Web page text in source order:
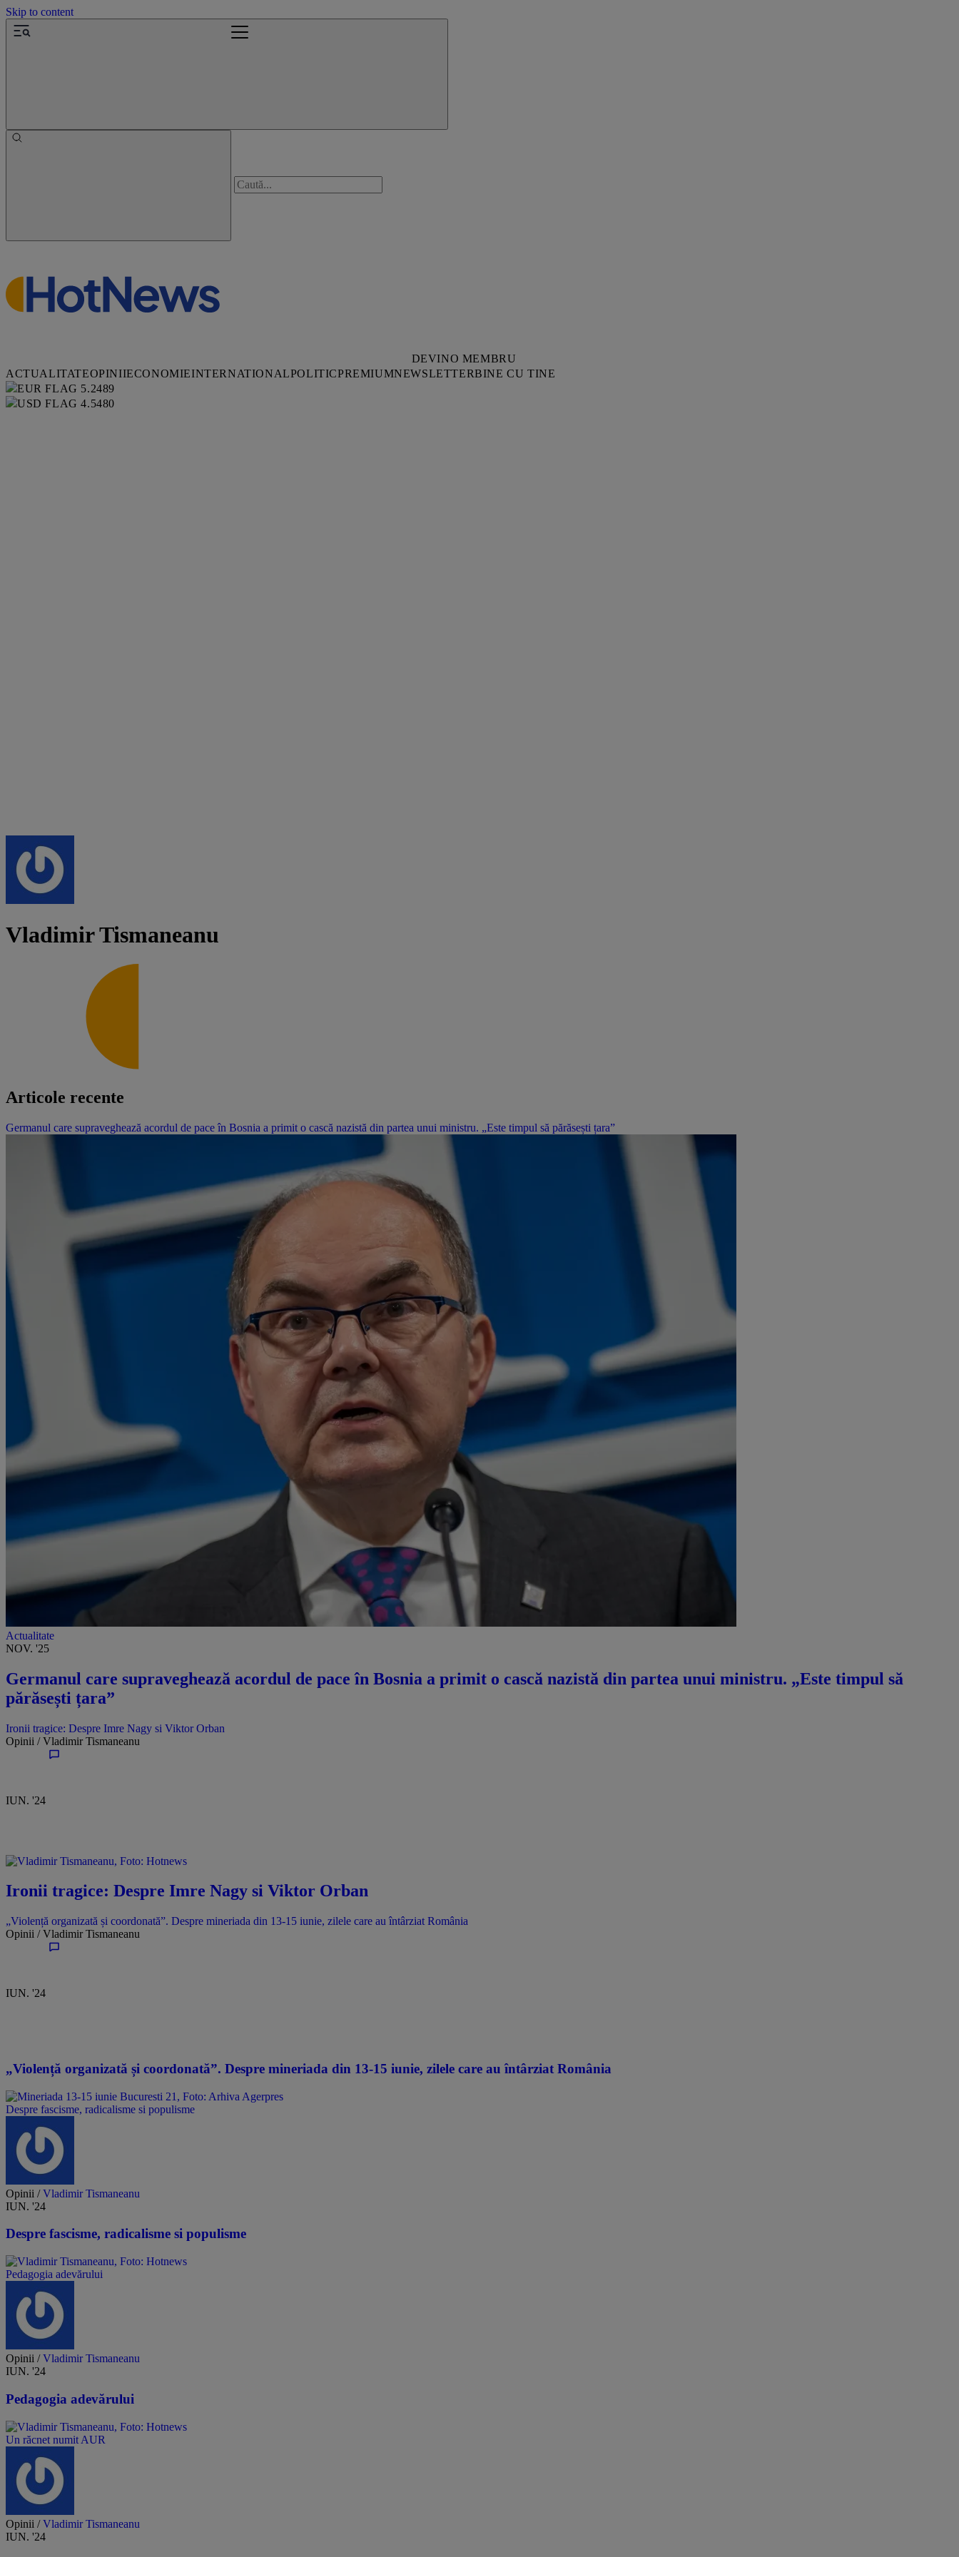
Skip to content
DEVINO MEMBRU
ACTUALITATEOPINIIECONOMIEINTERNATIONALPOLITICPREMIUMNEWSLETTERBINE CU TINE
5.2489
4.5480
Vladimir Tismaneanu
Articole recente
Germanul care supraveghează acordul de pace în Bosnia a primit o cască nazistă din partea unui ministru. „Este timpul să părăsești țara”
Actualitate
NOV. '25
Germanul care supraveghează acordul de pace în Bosnia a primit o cască nazistă din partea unui ministru. „Este timpul să
părăsești țara”
Ironii tragice: Despre Imre Nagy si Viktor Orban
Opinii /Vladimir Tismaneanu
IUN. '24
Ironii tragice: Despre Imre Nagy si Viktor Orban
„Violență organizată și coordonată”. Despre mineriada din 13-15 iunie, zilele care au întârziat România
Opinii /Vladimir Tismaneanu
IUN. '24
„Violență organizată și coordonată”. Despre mineriada din 13-15 iunie, zilele care au întârziat România
Despre fascisme, radicalisme si populisme
Opinii /Vladimir Tismaneanu
IUN. '24
Despre fascisme, radicalisme si populisme
Pedagogia adevărului
Opinii /Vladimir Tismaneanu
IUN. '24
Pedagogia adevărului
Un răcnet numit AUR
Opinii /Vladimir Tismaneanu
IUN. '24